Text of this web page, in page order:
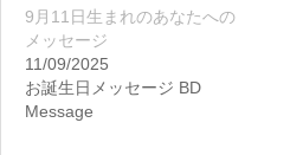
9月11日生まれのあなたへの
メッセージ
11/09/2025
お誕生日メッセージ BD
Message